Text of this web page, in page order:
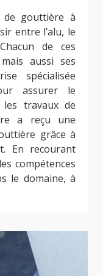
de gouttière à
entre l’alu, le
de ces
aussi ses
spécialisée
assurer le
les travaux de
a reçu une
grâce à
En recourant
compétences
le domaine, à